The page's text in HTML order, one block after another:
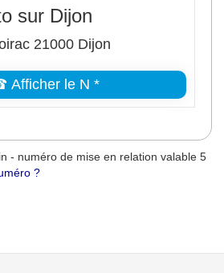
sur Dijon
21000 Dijon
Afficher le N *
- numéro de mise en relation valable 5
?